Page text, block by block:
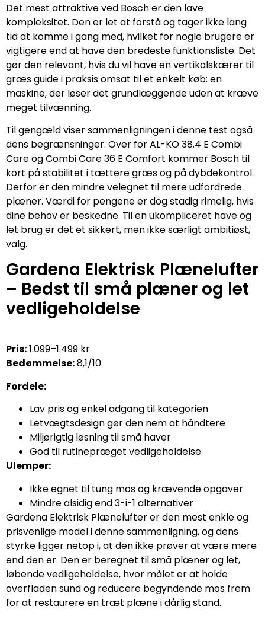
Det mest attraktive ved Bosch er den lave
kompleksitet. Den er let at forstå og tager ikke lang
tid at komme i gang med, hvilket for nogle brugere er
vigtigere end at have den bredeste funktionsliste. Det
gør den relevant, hvis du vil have en vertikalskærer til
græs guide i praksis omsat til et enkelt køb: en
maskine, der løser det grundlæggende uden at kræve
meget tilvænning.
Til gengæld viser sammenligningen i denne test også
dens begrænsninger. Over for AL-KO 38.4 E Combi
Care og Combi Care 36 E Comfort kommer Bosch til
kort på stabilitet i tættere græs og på dybdekontrol.
Derfor er den mindre velegnet til mere udfordrede
plæner. Værdi for pengene er dog stadig rimelig, hvis
dine behov er beskedne. Til en ukompliceret have og
let brug er det et sikkert, men ikke særligt ambitiøst,
valg.
Gardena Elektrisk Plænelufter
– Bedst til små plæner og let
vedligeholdelse
Pris:1.099–1.499 kr.
Bedømmelse:8,1/10
Fordele:
Lav pris og enkel adgang til kategorien
Letvægtsdesign gør den nem at håndtere
Miljørigtig løsning til små haver
God til rutinepræget vedligeholdelse
Ulemper:
Ikke egnet til tung mos og krævende opgaver
Mindre alsidig end 3-i-1 alternativer
Gardena Elektrisk Plænelufter er den mest enkle og
prisvenlige model i denne sammenligning, og dens
styrke ligger netop i, at den ikke prøver at være mere
end den er. Den er beregnet til små plæner og let,
løbende vedligeholdelse, hvor målet er at holde
overfladen sund og reducere begyndende mos frem
for at restaurere en træt plæne i dårlig stand.